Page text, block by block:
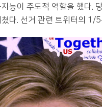
능이 주도적 역할을 했다.
다. 선거 관련 트위터의 1/